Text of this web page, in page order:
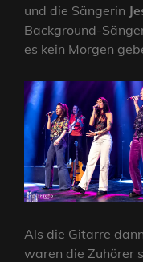
und die Sängerin
Background-
es kein Morgen
Als die Gitarre
waren die Zuhörer